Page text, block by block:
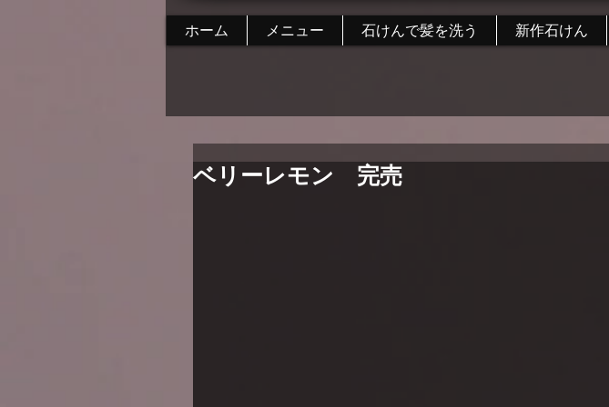
ホーム メニュー 石けんで髪を洗う 新作石けん
ベリーレモン 完売